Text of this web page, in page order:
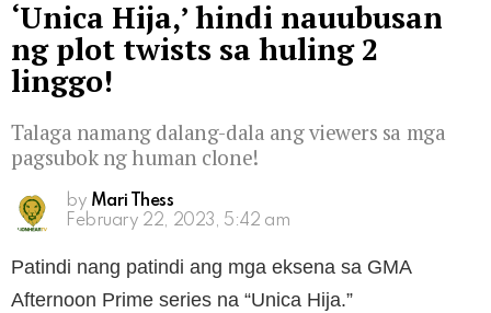
‘Unica Hija,’ hindi nauubusan
ng plot twists sa huling 2
linggo!
Talaga namang dalang-dala ang viewers sa mga
pagsubok ng human clone!
by Mari Thess
February 22, 2023, 5:42 am
Patindi nang patindi ang mga eksena sa GMA
Afternoon Prime series na “Unica Hija.”